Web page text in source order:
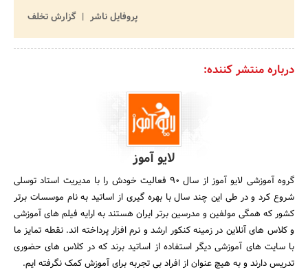
پروفایل ناشر
گزارش تخلف
درباره منتشر کننده:
لایو آموز
گروه آموزشی لایو آموز از سال ۹۰ فعالیت خودش را با مدیریت استاد توسلی
شروع کرد و در طی این چند سال با بهره گیری از اساتید به نام موسسات برتر
کشور که همگی مولفین و مدرسین برتر ایران هستند به ارایه فیلم های آموزشی
و کلاس های آنلاین در زمینه کنکور ارشد و نرم افزار پرداخته اند. نقطه تمایز ما
با سایت های آموزشی دیگر استفاده از اساتید برند که در کلاس های حضوری
تدریس دارند و به هیچ عنوان از افراد بی تجربه برای آموزش کمک نگرفته ایم.